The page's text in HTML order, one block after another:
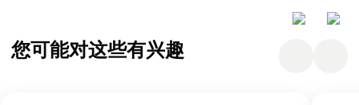
油（3%）、葡萄糖、酵母、
复配膨松剂（碳酸氢钠（E500(ii)）、葡萄糖酸-δ-内酯
（E575）、单双甘油脂肪酸酯（E471）、磷酸二氢钠
您可能对这些有兴趣